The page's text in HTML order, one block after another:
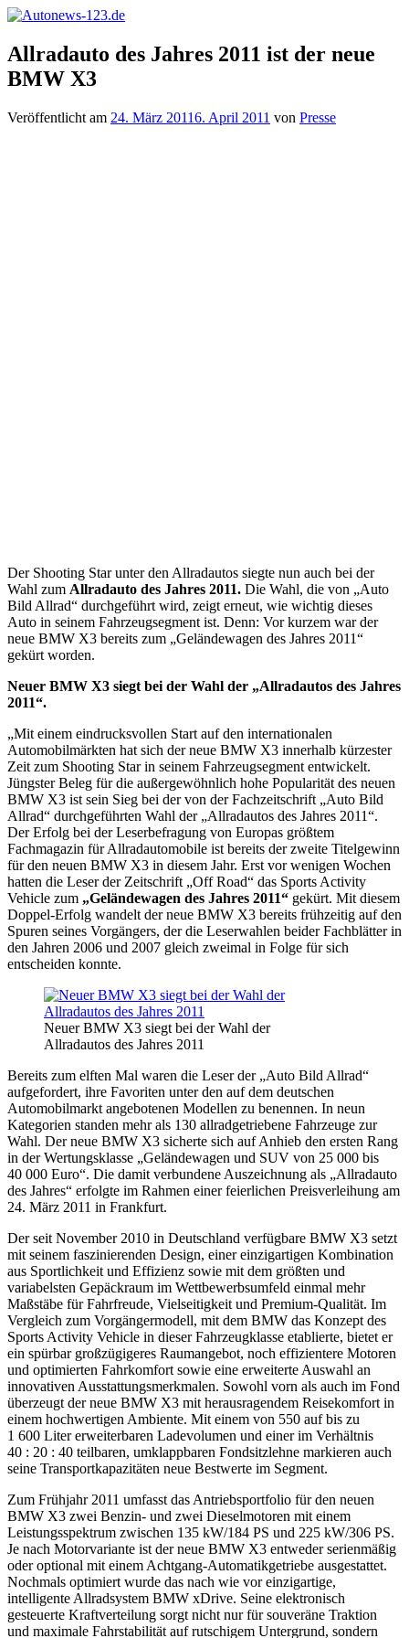
Zum
springen
Autonews-
123.de
Autonews
mit
Charme
Allradauto des Jahres 2011 ist der neue
BMW X3
Veröffentlicht am 24. März 20116. April 2011 von Presse
Der Shooting Star unter den Allradautos siegte nun auch bei der
Wahl zum Allradauto des Jahres 2011. Die Wahl, die von „Auto
Bild Allrad“ durchgeführt wird, zeigt erneut, wie wichtig dieses
Auto in seinem Fahrzeugsegment ist. Denn: Vor kurzem war der
neue BMW X3 bereits zum „Geländewagen des Jahres 2011“
gekürt worden.
Neuer BMW X3 siegt bei der Wahl der „Allradautos des Jahres
2011“.
„Mit einem eindrucksvollen Start auf den internationalen
Automobilmärkten hat sich der neue BMW X3 innerhalb kürzester
Zeit zum Shooting Star in seinem Fahrzeugsegment entwickelt.
Jüngster Beleg für die außergewöhnlich hohe Popularität des neuen
BMW X3 ist sein Sieg bei der von der Fachzeitschrift „Auto Bild
Allrad“ durchgeführten Wahl der „Allradautos des Jahres 2011“.
Der Erfolg bei der Leserbefragung von Europas größtem
Fachmagazin für Allradautomobile ist bereits der zweite Titelgewinn
für den neuen BMW X3 in diesem Jahr. Erst vor wenigen Wochen
hatten die Leser der Zeitschrift „Off Road“ das Sports Activity
Vehicle zum „Geländewagen des Jahres 2011“ gekürt. Mit diesem
Doppel-Erfolg wandelt der neue BMW X3 bereits frühzeitig auf den
Spuren seines Vorgängers, der die Leserwahlen beider Fachblätter in
den Jahren 2006 und 2007 gleich zweimal in Folge für sich
entscheiden konnte.
Neuer BMW X3 siegt bei der Wahl der
Allradautos des Jahres 2011
Bereits zum elften Mal waren die Leser der „Auto Bild Allrad“
aufgefordert, ihre Favoriten unter den auf dem deutschen
Automobilmarkt angebotenen Modellen zu benennen. In neun
Kategorien standen mehr als 130 allradgetriebene Fahrzeuge zur
Wahl. Der neue BMW X3 sicherte sich auf Anhieb den ersten Rang
in der Wertungsklasse „Geländewagen und SUV von 25 000 bis
40 000 Euro“. Die damit verbundene Auszeichnung als „Allradauto
des Jahres“ erfolgte im Rahmen einer feierlichen Preisverleihung am
24. März 2011 in Frankfurt.
Der seit November 2010 in Deutschland verfügbare BMW X3 setzt
mit seinem faszinierenden Design, einer einzigartigen Kombination
aus Sportlichkeit und Effizienz sowie mit dem größten und
variabelsten Gepäckraum im Wettbewerbsumfeld einmal mehr
Maßstäbe für Fahrfreude, Vielseitigkeit und Premium-Qualität. Im
Vergleich zum Vorgängermodell, mit dem BMW das Konzept des
Sports Activity Vehicle in dieser Fahrzeugklasse etablierte, bietet er
ein spürbar großzügigeres Raumangebot, noch effizientere Motoren
und optimierten Fahrkomfort sowie eine erweiterte Auswahl an
innovativen Ausstattungsmerkmalen. Sowohl vorn als auch im Fond
überzeugt der neue BMW X3 mit herausragendem Reisekomfort in
einem hochwertigen Ambiente. Mit einem von 550 auf bis zu
1 600 Liter erweiterbaren Ladevolumen und einer im Verhältnis
40 : 20 : 40 teilbaren, umklappbaren Fondsitzlehne markieren auch
seine Transportkapazitäten neue Bestwerte im Segment.
Zum Frühjahr 2011 umfasst das Antriebsportfolio für den neuen
BMW X3 zwei Benzin- und zwei Dieselmotoren mit einem
Leistungsspektrum zwischen 135 kW/184 PS und 225 kW/306 PS.
Je nach Motorvariante ist der neue BMW X3 entweder serienmäßig
oder optional mit einem Achtgang-Automatikgetriebe ausgestattet.
Nochmals optimiert wurde das nach wie vor einzigartige,
intelligente Allradsystem BMW xDrive. Seine elektronisch
gesteuerte Kraftverteilung sorgt nicht nur für souveräne Traktion
und maximale Fahrstabilität auf rutschigem Untergrund, sondern